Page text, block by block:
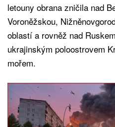
letouny obrana zničila nad
Voroněžskou,
oblastí a rovněž nad
ukrajinským poloostrovem
mořem.